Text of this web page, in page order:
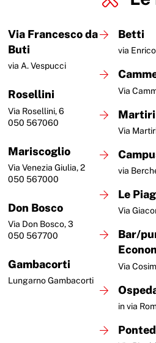
Via Francesco da
Buti
via A. Vespucci
Rosellini
Via Rosellini, 6
050 567060
Mariscoglio
Via Venezia Giulia, 2
050 567000
Don Bosco
Via Don Bosco, 3
050 567700
Gambacorti
Lungarno Gambacorti
Betti
via
Via
Martiri
Via
via
Le
Via
Bar/
Via
in via